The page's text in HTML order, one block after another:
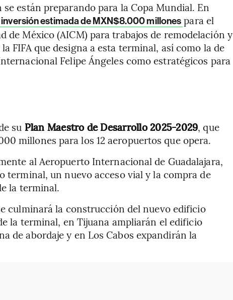
están preparando para la Copa Mundial. En
estimada de MXN$8.000 millones para el
de México (AICM) para trabajos de remodelación y
FIFA que designa a esta terminal, así como la de
Felipe Ángeles como estratégicos para
su Plan Maestro de Desarrollo 2025-2029, que
millones para los 12 aeropuertos que opera.
al Aeropuerto Internacional de Guadalajara,
un nuevo acceso vial y la compra de
la terminal.
culminará la construcción del nuevo edificio
la terminal, en Tijuana ampliarán el edificio
de abordaje y en Los Cabos expandirán la